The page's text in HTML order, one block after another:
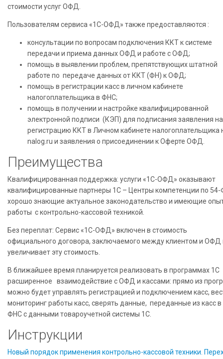
стоимости услуг ОФД.
Пользователям сервиса «1С-ОФД» также предоставляются :
консультации по вопросам подключения ККТ к системе
передачи и приема данных ОФД и работе с ОФД;
помощь в выявлении проблем, препятствующих штатной
работе по передаче данных от ККТ (ФН) к ОФД;
помощь в регистрации касс в личном кабинете
налогоплательщика в ФНС;
помощь в получении и настройке квалифицированной
электронной подписи (КЭП) для подписания заявления на
регистрацию ККТ в Личном кабинете налогоплательщика
nalog.ru и заявления о присоединении к Оферте ОФД.
Преимущества
Квалифицированная поддержка: услуги «1С-ОФД» оказывают
квалифицированные партнеры 1С – Центры компетенции по 54-
хорошо знающие актуальное законодательство и имеющие
работы с контрольно-кассовой техникой.
Без переплат: Сервис «1С-ОФД» включен в стоимость
официального договора, заключаемого между клиентом и ОФД
увеличивает эту стоимость.
В ближайшее время планируется реализовать в программах 1С
расширенное взаимодействие с ОФД и кассами: прямо из
можно будет управлять регистрацией и подключением касс,
мониторинг работы касс, сверять данные, переданные из касс в
ФНС с данными товароучетной системы 1С.
Инструкции
Новый порядок применения контрольно-кассовой техники.